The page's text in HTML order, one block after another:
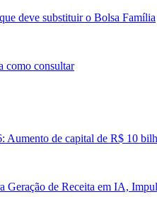
deve substituir o Bolsa Família
como consultar
Aumento de capital de R$ 10
de Receita em IA,